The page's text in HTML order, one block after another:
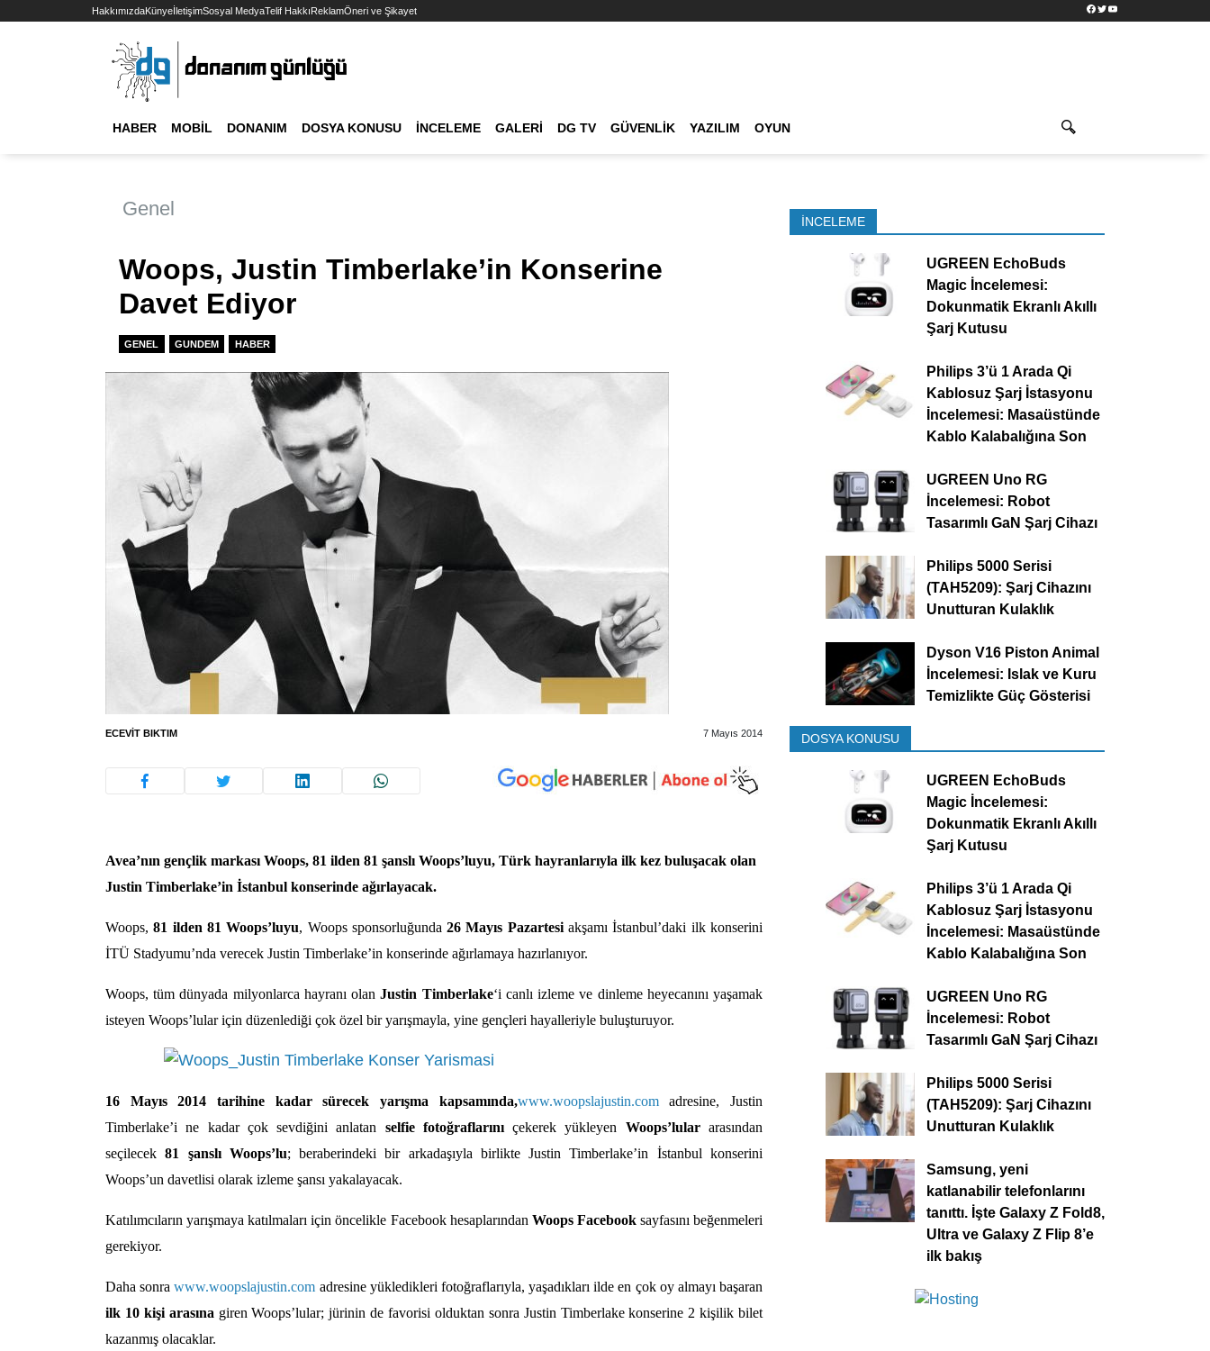
HakkımızdaKünyeİletişimSosyal MedyaTelif HakkıReklamÖneri ve Şikayet Facebook
TwitterYouTube
HABER MOBIL DONANIM DOSYA KONUSU İNCELEME GALERI DG TV GÜVENLIK YAZILIM OYUN
Genel
Woops, Justin Timberlake’in Konserine
Davet Ediyor
GENEL GUNDEM HABER
ECEVIT BIKTIM 7 Mayıs 2014
Avea’nın gençlik markası Woops, 81 ilden 81 şanslı Woops’luyu, Türk hayranlarıyla ilk kez buluşacak olan
Justin Timberlake’in İstanbul konserinde ağırlayacak.
Woops,81 ilden 81 Woops’luyu, Woops sponsorluğunda26 Mayıs Pazartesiakşamı İstanbul’daki ilk konserini
İTÜ Stadyumu’nda verecek Justin Timberlake’in konserinde ağırlamaya hazırlanıyor.
Woops, tüm dünyada milyonlarca hayranı olanJustin Timberlake‘i canlı izleme ve dinleme heyecanını yaşamak
isteyen Woops’lular için düzenlediği çok özel bir yarışmayla, yine gençleri hayalleriyle buluşturuyor.
16 Mayıs 2014 tarihine kadar sürecek yarışma kapsamında,www.woopslajustin.comadresine, Justin
Timberlake’i ne kadar çok sevdiğini anlatan selfie fotoğraflarınıçekerek yükleyen Woops’lulararasından
seçilecek81 şanslı Woops’lu; beraberindeki bir arkadaşıyla birlikte Justin Timberlake’in İstanbul konserini
Woops’un davetlisi olarak izleme şansı yakalayacak.
Katılımcıların yarışmaya katılmaları için öncelikle Facebook hesaplarından Woops Facebooksayfasını beğenmeleri
gerekiyor.
Daha sonrawww.woopslajustin.com adresine yükledikleri fotoğraflarıyla, yaşadıkları ilde en çok oy almayı başaran
ilk 10 kişi arasına giren Woops’lular; jürinin de favorisi olduktan sonra Justin Timberlake konserine 2 kişilik bilet
kazanmış olacaklar.
İNCELEME
UGREEN EchoBuds
Magic İncelemesi:
Dokunmatik Ekranlı Akıllı
Şarj Kutusu
Philips 3’ü 1 Arada Qi
Kablosuz Şarj İstasyonu
İncelemesi: Masaüstünde
Kablo Kalabalığına Son
UGREEN Uno RG
İncelemesi: Robot
Tasarımlı GaN Şarj Cihazı
Philips 5000 Serisi
(TAH5209): Şarj Cihazını
Unutturan Kulaklık
Dyson V16 Piston Animal
İncelemesi: Islak ve Kuru
Temizlikte Güç Gösterisi
DOSYA KONUSU
UGREEN EchoBuds
Magic İncelemesi:
Dokunmatik Ekranlı Akıllı
Şarj Kutusu
Philips 3’ü 1 Arada Qi
Kablosuz Şarj İstasyonu
İncelemesi: Masaüstünde
Kablo Kalabalığına Son
UGREEN Uno RG
İncelemesi: Robot
Tasarımlı GaN Şarj Cihazı
Philips 5000 Serisi
(TAH5209): Şarj Cihazını
Unutturan Kulaklık
Samsung, yeni
katlanabilir telefonlarını
tanıttı. İşte Galaxy Z Fold8,
Ultra ve Galaxy Z Flip 8’e
ilk bakış